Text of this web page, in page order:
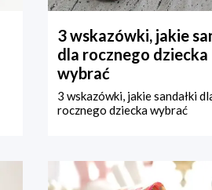
3 wskazówki, jakie
dla rocznego dziecka
wybrać
3 wskazówki, jakie sandałki
rocznego dziecka wybrać